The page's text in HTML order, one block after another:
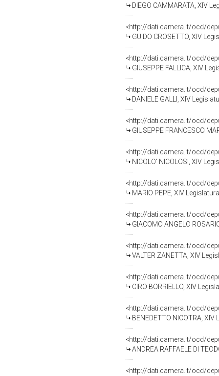
DIEGO CAMMARATA, XIV
<http://dati.camera.it/ocd/
GUIDO CROSETTO, XIV
<http://dati.camera.it/ocd/
GIUSEPPE FALLICA, XIV
<http://dati.camera.it/ocd/
DANIELE GALLI, XIV
<http://dati.camera.it/ocd/
GIUSEPPE FRANCESCO
<http://dati.camera.it/ocd/
NICOLO' NICOLOSI, XIV
<http://dati.camera.it/ocd/
MARIO PEPE, XIV
<http://dati.camera.it/ocd/
GIACOMO ANGELO
<http://dati.camera.it/ocd/
VALTER ZANETTA, XIV
<http://dati.camera.it/ocd/
CIRO BORRIELLO, XIV
<http://dati.camera.it/ocd/
BENEDETTO NICOTRA,
<http://dati.camera.it/ocd/
ANDREA RAFFAELE DI
<http://dati.camera.it/ocd/